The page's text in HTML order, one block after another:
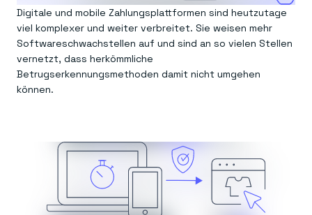
Digitale und mobile Zahlungsplattformen sind heutzutage
viel komplexer und weiter verbreitet. Sie weisen mehr
Softwareschwachstellen auf und sind an so vielen Stellen
vernetzt, dass herkömmliche
Betrugserkennungsmethoden damit nicht umgehen
können.